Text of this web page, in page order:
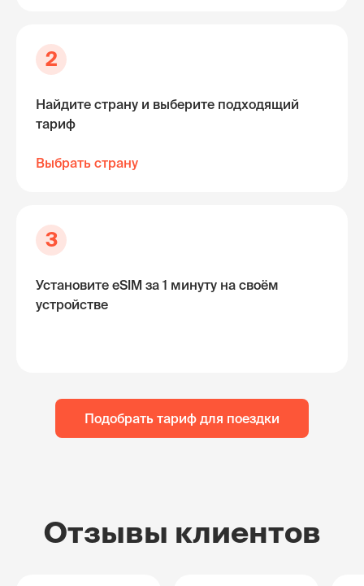
2
Найдите страну и выберите подходящий
тариф
Выбрать страну
3
Установите eSIM за 1 минуту на своём
устройстве
Подобрать тариф для поездки
Отзывы клиентов